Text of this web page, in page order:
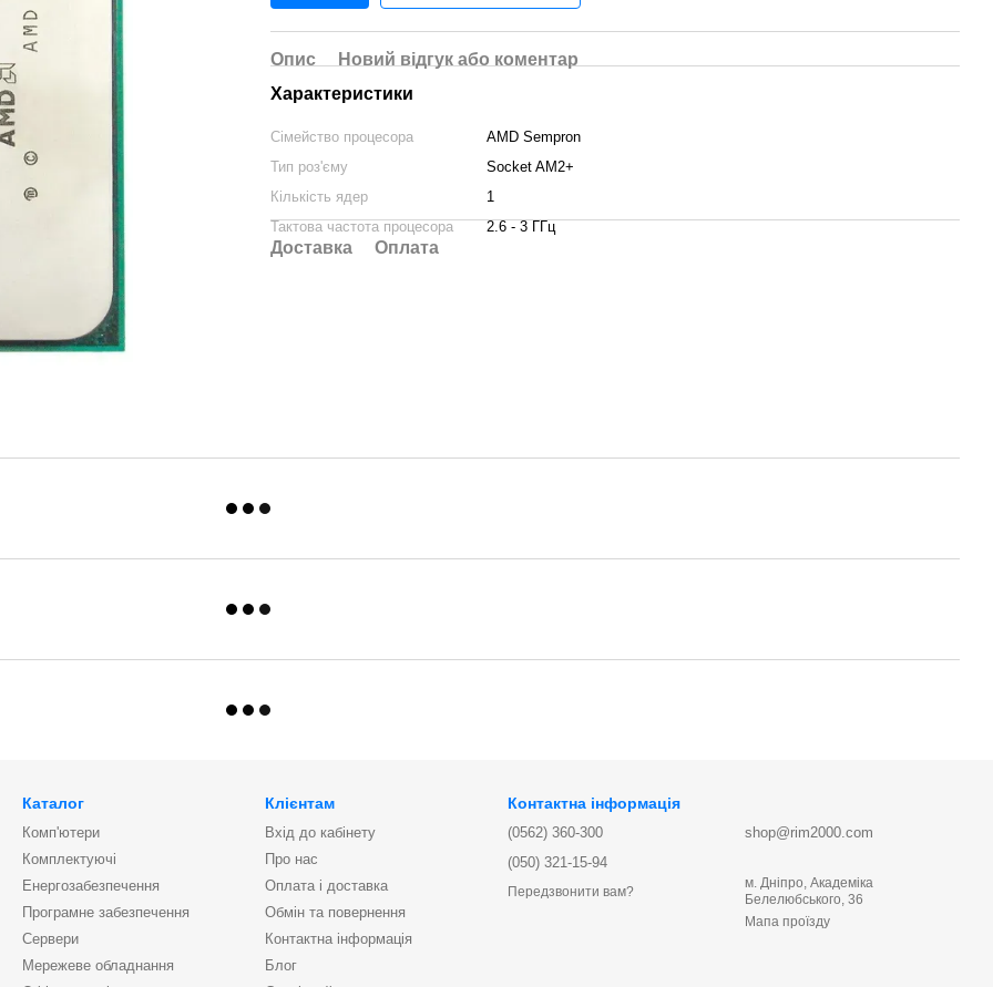
Опис
Новий відгук або коментар
Характеристики
Сімейство процесора
AMD Sempron
Тип роз'єму
Socket AM2+
Кількість ядер
1
Тактова частота процесора
2.6 - 3 ГГц
Доставка Оплата
Каталог
Комп'ютери
Комплектуючі
Енергозабезпечення
Програмне забезпечення
Сервери
Мережеве обладнання
Клієнтам
Вхід до кабінету
Про нас
Оплата і доставка
Обмін та повернення
Контактна інформація
Блог
Контактна інформація
(0562) 360-300
(050) 321-15-94
Передзвонити вам?
shop@rim2000.com
м. Дніпро, Академіка
Белелюбського, 36
Мапа проїзду